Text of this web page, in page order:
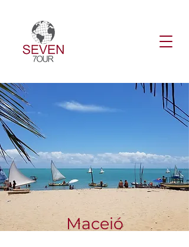
Maceió